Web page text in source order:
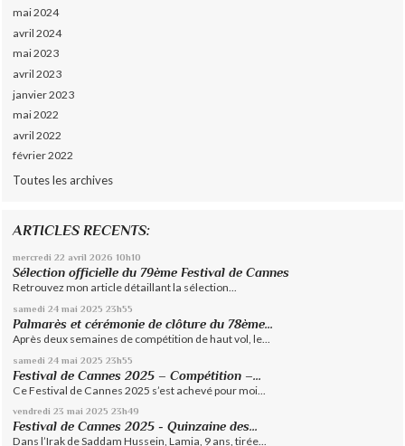
mai 2024
avril 2024
mai 2023
avril 2023
janvier 2023
mai 2022
avril 2022
février 2022
Toutes les archives
ARTICLES RECENTS:
mercredi 22 avril 2026 10h10
Sélection officielle du 79ème Festival de Cannes
Retrouvez mon article détaillant la sélection...
samedi 24 mai 2025 23h55
Palmarès et cérémonie de clôture du 78ème...
Après deux semaines de compétition de haut vol, le...
samedi 24 mai 2025 23h55
Festival de Cannes 2025 – Compétition –...
Ce Festival de Cannes 2025 s’est achevé pour moi...
vendredi 23 mai 2025 23h49
Festival de Cannes 2025 - Quinzaine des...
Dans l’Irak de Saddam Hussein, Lamia, 9 ans, tirée...